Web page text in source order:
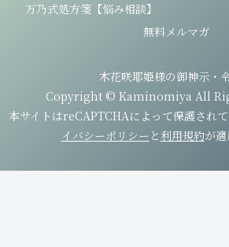
万乃式処方箋【悩み相談】
無料メルマガ
木花咲耶姫様の御神示・
Copyright © Kaminomiya All
本サイトはreCAPTCHAによって保護され
イバシーポリシー と利用規約が適